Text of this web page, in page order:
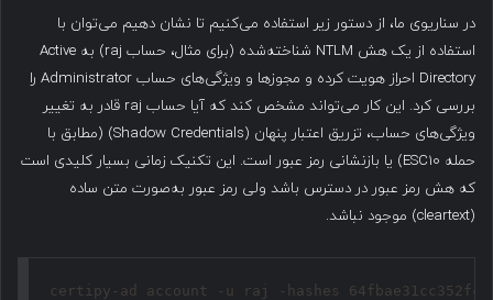
در سناریوی ما، از دستور زیر استفاده می‌کنیم تا نشان دهیم می‌توان با
استفاده از یک هش NTLM شناخته‌شده (برای مثال، حساب raj) به Active
Directory احراز هویت کرده و مجوزها و ویژگی‌های حساب Administrator را
بررسی کرد. این کار می‌تواند مشخص کند که آیا حساب raj قادر به تغییر
ویژگی‌های حساب، تزریق اعتبار پنهان (Shadow Credentials) (مطابق با
حمله ESC10) یا بازنشانی رمز عبور است. این تکنیک زمانی بسیار کلیدی است
که هش رمز عبور در دسترس باشد ولی رمز عبور به‌صورت متن ساده
(cleartext) موجود نباشد.
certipy-ad account -u raj -hashes